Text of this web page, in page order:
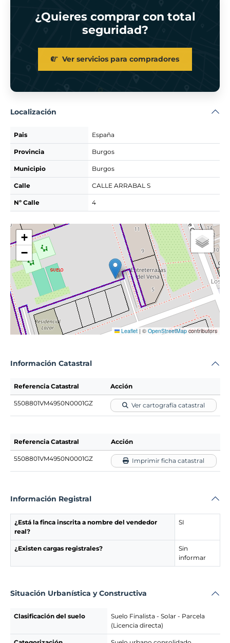
¿Quieres comprar con total
seguridad?
Ver servicios para compradores
Localización
Pais España
Provincia Burgos
Municipio Burgos
Calle CALLE ARRABAL S
Nº Calle 4
+
−
Leaflet | © OpenStreetMap contributors
Información Catastral
Referencia Catastral Acción
5508801VM4950N0001GZ Ver cartografía catastral
Referencia Catastral Acción
5508801VM4950N0001GZ Imprimir ficha catastral
Información Registral
¿Está la finca inscrita a nombre del vendedor
real?
SI
¿Existen cargas registrales?
Sin
informar
Situación Urbanística y Constructiva
Clasificación del suelo
Suelo Finalista - Solar - Parcela
(Licencia directa)